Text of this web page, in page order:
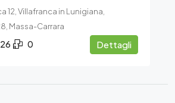
12, Villafranca in Lunigiana,
Massa-Carrara
0 Dettagli